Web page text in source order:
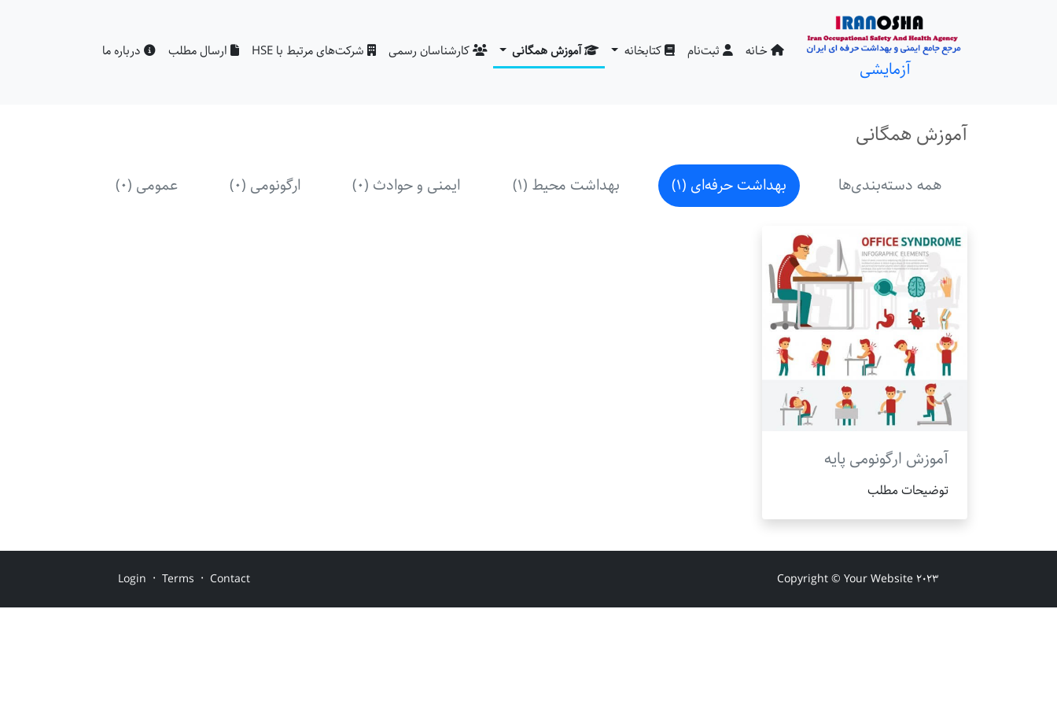
آزمایشی
خـانه ثبت‌نام کتابخانه آموزش همگانی کارشناسان رسمی شرکت‌های مرتبط با HSE ارسال مطلب درباره ما
آموزش همگانی
همه دسته‌بندی‌ها بهداشت حرفه‌ای (1) بهداشت محیط (1) ایمنی و حوادث (0) ارگونومی (0) عمومی (0)
آموزش ارگونومی پایه
توضیحات مطلب
Copyright © Your Website 2023
Login · Terms · Contact